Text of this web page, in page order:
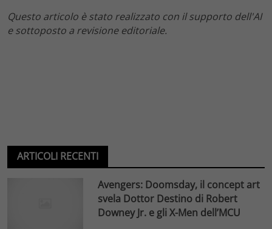
Questo articolo è stato realizzato con il supporto dell'AI
e sottoposto a revisione editoriale.
ARTICOLI RECENTI
Avengers: Doomsday, il concept art
svela Dottor Destino di Robert
Downey Jr. e gli X-Men dell’MCU